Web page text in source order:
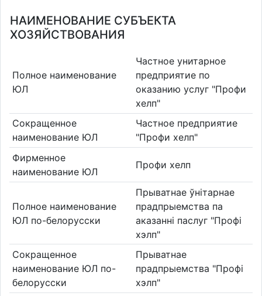
НАИМЕНОВАНИЕ СУБЪЕКТА
ХОЗЯЙСТВОВАНИЯ
Полное наименование
ЮЛ
Частное унитарное
предприятие по
оказанию услуг "Профи
хелп"
Сокращенное
наименование ЮЛ
Частное предприятие
"Профи хелп"
Фирменное
наименование ЮЛ
Профи хелп
Полное наименование
ЮЛ по-белорусски
Прыватнае ўнітарнае
прадпрыемства па
аказаннi паслуг "Профі
хэлп"
Сокращенное
наименование ЮЛ по-
белорусски
Прыватнае
прадпрыемства "Профі
хэлп"